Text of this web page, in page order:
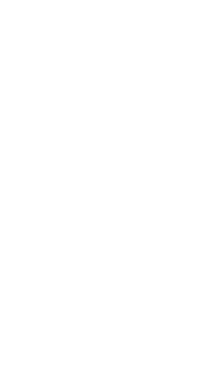
GGB-X144 [2022] số